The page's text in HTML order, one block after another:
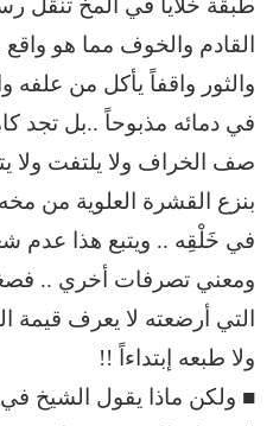
طبقة خلايا في المخ تنقل
القادم والخوف مما هو
والثور واقفاً يأكل من علفه
في دمائه مذبوحاً ..بل تجد
صف الخراف ولا يلتفت ولا
بنزع القشرة العلوية من
في خَلْقِه .. ويتبع هذا عدم
ومعني تصرفات أخري ..
التي أرضعته لا يعرف قيمة
ولا طبعه إبتداءاً !!
■ ولكن ماذا يقول الشيخ